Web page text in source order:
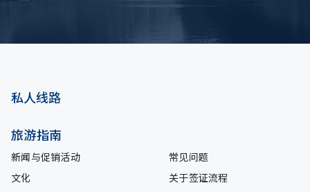
私人线路
旅游指南
新闻与促销活动
常见问题
文化
关于签证流程